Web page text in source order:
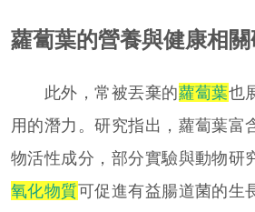
蘿蔔葉的營養與健康相
此外，常被丟棄的蘿蔔葉也
用的潛力。研究指出，蘿蔔葉富
物活性成分，部分實驗與動物研
氧化物質可促進有益腸道菌的生